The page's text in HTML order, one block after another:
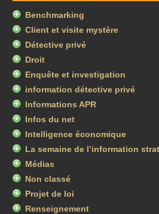
Benchmarking
Client et visite mystère
Détective privé
Droit
Enquête et investigation
information détective privé
Informations APR
Infos du net
Intelligence économique
La semaine de l’information
Médias
Non classé
Projet de loi
Renseignement